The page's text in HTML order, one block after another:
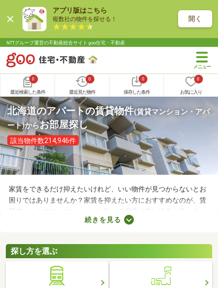
アプリ版はこちら
複数社の物件を探せる！ 開く
NTTグループ運営の不動産総合サイト goo住宅・不動産
0
最近検索した条件
0
最近見た物件
0
保存した条件
0
お気に入り
北海道のアパートの賃貸物件(賃貸マンション・アパ
ート)からお部屋探し
該当物件数214,946件
家賃をできるだけ抑えたいけれど、いい物件が見つからないとお
困りではありませんか？家賃を抑えたい方におすすめなのが、賃
貸アパートです。マンションに比べて家賃の安い物件が多いの
で、月々の支出を抑えられますよ。ここでは、おすすめの賃貸ア
件を見比べてみましょう。
続きを見る
探し方を選ぶ